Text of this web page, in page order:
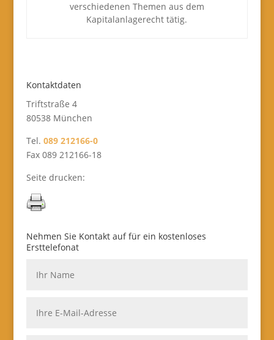
verschiedenen Themen aus dem
Kapitalanlagerecht tätig.
Kontaktdaten
Triftstraße 4
80538 München
Tel. 089 212166-0
Fax 089 212166-18
Seite drucken:
Nehmen Sie Kontakt auf für ein kostenloses
Ersttelefonat